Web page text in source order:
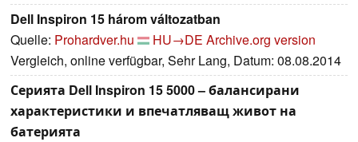
Dell Inspiron 15 három változatban
Quelle: Prohardver.hu HU→DE Archive.org version
Vergleich, online verfügbar, Sehr Lang, Datum: 08.08.2014
Серията Dell Inspiron 15 5000 – балансирани
характеристики и впечатляващ живот на
батерията